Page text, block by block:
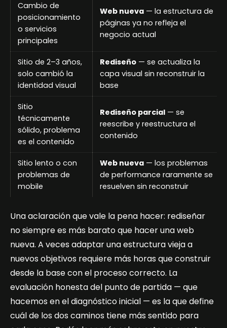
Cambio de
posicionamiento
o servicios
principales
Web nueva — la estructura de
páginas ya no refleja el
negocio actual
Sitio de 2–3 años,
solo cambió la
identidad visual
Rediseño — se actualiza la
capa visual sin reconstruir la
base
Sitio
técnicamente
sólido, problema
es el contenido
Rediseño parcial — se
reescribe y reestructura el
contenido
Sitio lento o con
problemas de
mobile
Web nueva — los problemas
de performance raramente se
resuelven sin reconstruir
Una aclaración que vale la pena hacer: rediseñar
no siempre es más barato que hacer una web
nueva. A veces adaptar una estructura vieja a
nuevos objetivos requiere más horas que construir
desde la base con el proceso correcto. La
evaluación honesta del punto de partida — que
hacemos en el diagnóstico inicial — es la que define
cuál de los dos caminos tiene más sentido para